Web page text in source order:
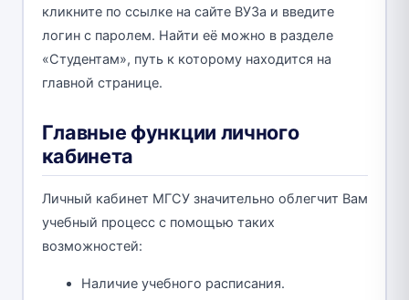
кликните по ссылке на сайте ВУЗа и введите
логин с паролем. Найти её можно в разделе
«Студентам», путь к которому находится на
главной странице.
Главные функции личного
кабинета
Личный кабинет МГСУ значительно облегчит Вам
учебный процесс с помощью таких
возможностей:
Наличие учебного расписания.